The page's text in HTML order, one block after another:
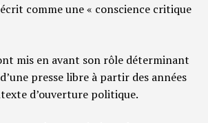
comme une « conscience critique
mis en avant son rôle déterminant
presse libre à partir des années
d’ouverture politique.